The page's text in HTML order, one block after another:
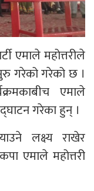
एमाले महोत्तरीले
गरेको गरेको छ ।
एमाले
गरेका हुन् ।
लक्ष्य राखेर
एमाले महोत्तरी